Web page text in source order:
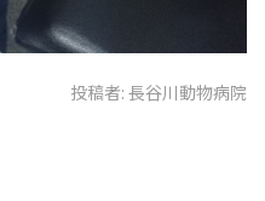
投稿者: 長谷川動物病院